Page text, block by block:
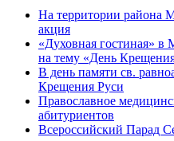
На территории района
акция
«Духовная гостиная» в
на тему «День
В день памяти св.
Крещения Руси
Православное
абитуриентов
Всероссийский Парад